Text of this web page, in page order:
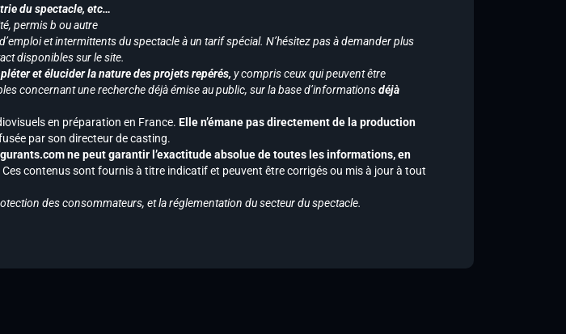
du spectacle, etc…
permis b ou autre
et intermittents du spectacle à un tarif spécial. N’hésitez pas à demander plus
disponibles sur le site.
et élucider la nature des projets repérés, y compris ceux qui peuvent être
concernant une recherche déjà émise au public, sur la base d’informationsdéjà
en préparation en France. Elle n’émane pas directement de la production
par son directeur de casting.
ne peut garantir l’exactitude absolue de toutes les informations, en
Ces contenus sont fournis à titre indicatif et peuvent être corrigés ou mis à jour à tout
des consommateurs, et la réglementation du secteur du spectacle.